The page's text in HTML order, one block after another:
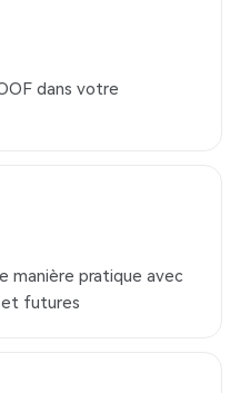
dans votre
manière pratique avec
et futures